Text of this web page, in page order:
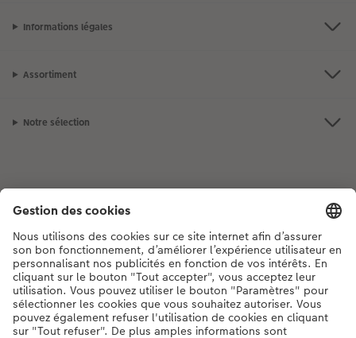
Informations légales
Assortiment
Notre sélection
Si vous avez des questions concernant nos produits ou votre commande,
n'hésitez pas à nous contacter du lundi au dimanche, de 9h00 à 20h00
(hors jours fériés), au numéro de téléphone044 499 00 12• 7j/7 • de 9h à
20h
DE|FR|IT